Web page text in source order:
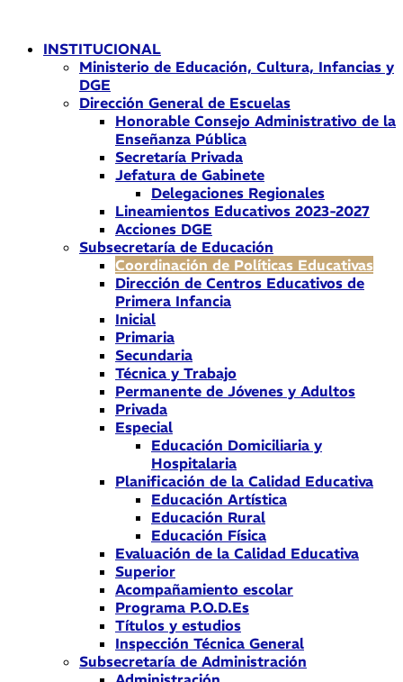
contenidoINSTITUCIONAL
Ministerio de Educación, Cultura, Infancias y
DGE
Dirección General de Escuelas
Honorable Consejo Administrativo de la
Enseñanza Pública
Secretaría Privada
Jefatura de Gabinete
Delegaciones Regionales
Lineamientos Educativos 2023-2027
Acciones DGE
Subsecretaría de Educación
Coordinación de Políticas Educativas
Dirección de Centros Educativos de
Primera Infancia
Inicial
Primaria
Secundaria
Técnica y Trabajo
Permanente de Jóvenes y Adultos
Privada
Especial
Educación Domiciliaria y
Hospitalaria
Planificación de la Calidad Educativa
Educación Artística
Educación Rural
Educación Física
Evaluación de la Calidad Educativa
Superior
Acompañamiento escolar
Programa P.O.D.Es
Títulos y estudios
Inspección Técnica General
Subsecretaría de Administración